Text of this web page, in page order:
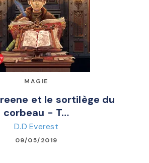
MAGIE
et le sortilège du
corbeau - T…
D.D Everest
09/05/2019